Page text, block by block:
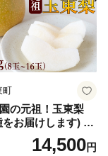
町
園の元祖！玉東梨
お届けします) 約
玉) 熊本県玉名郡
し 果物 スイーツ デ
14,500円